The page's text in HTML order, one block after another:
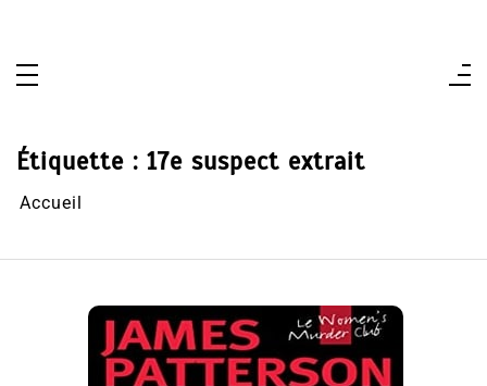
Étiquette : 17e suspect extrait
Accueil